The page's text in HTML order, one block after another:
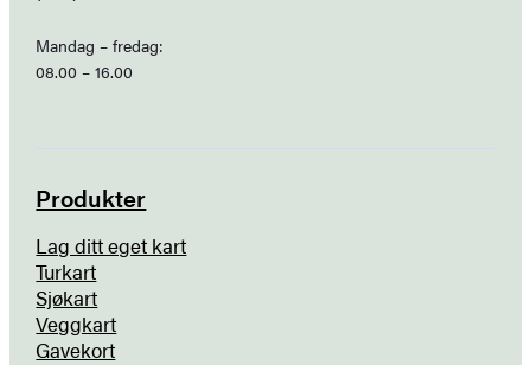
Mandag – fredag:
08.00 – 16.00
Produkter
Lag ditt eget kart
Turkart
Sjøkart
Veggkart
Gavekort